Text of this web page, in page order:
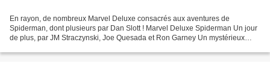
En rayon, de nombreux Marvel Deluxe consacrés aux aventures de
Spiderman, dont plusieurs par Dan Slott ! Marvel Deluxe Spiderman Un jour
de plus, par JM Straczynski, Joe Quesada et Ron Garney Un mystérieux